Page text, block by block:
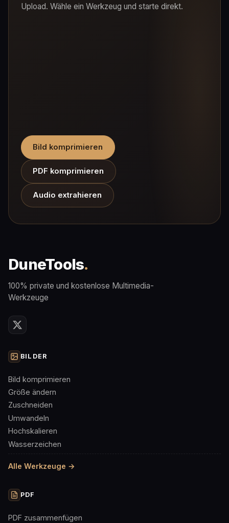
Upload. Wähle ein Werkzeug und starte direkt.
Bild komprimieren
PDF komprimieren
Audio extrahieren
DuneTools.
100% private und kostenlose Multimedia-
Werkzeuge
BILDER
Bild komprimieren
Größe ändern
Zuschneiden
Umwandeln
Hochskalieren
Wasserzeichen
Alle Werkzeuge →
PDF
PDF zusammenfügen